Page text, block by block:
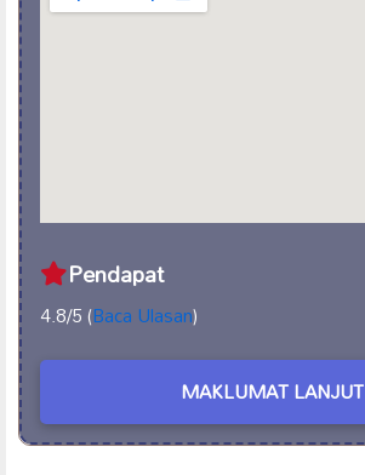
Pendapat
4.8/5 (Baca Ulasan)
MAKLUMAT LANJUT